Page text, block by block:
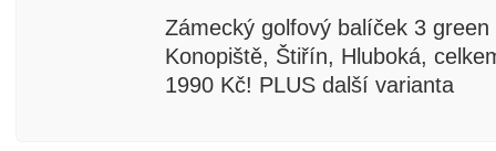
Zámecký golfový balíček 3 green
Konopiště, Štiřín, Hluboká,
1990 Kč! PLUS další varianta